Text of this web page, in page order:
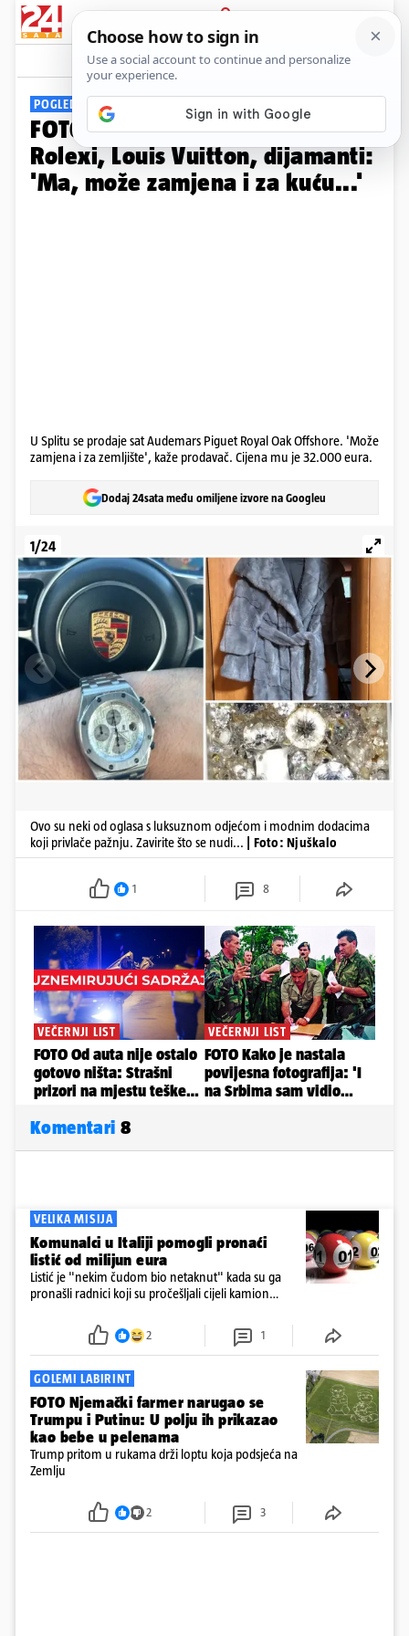
PRIJAVA
Galerija Komentari
POGLEDAJTE OGLASE
FOTO Evo što Hrvati prodaju:
Rolexi, Louis Vuitton, dijamanti:
'Ma, može zamjena i za kuću...'
U Splitu se prodaje sat Audemars Piguet Royal Oak Offshore. 'Može
zamjena i za zemljište', kaže prodavač. Cijena mu je 32.000 eura.
Dodaj 24sata među omiljene izvore na Googleu
1/24
Ovo su neki od oglasa s luksuznom odjećom i modnim dodacima
koji privlače pažnju. Zavirite što se nudi...
| Foto: Njuškalo
1 8
Komentari 8
VELIKA MISIJA
Komunalci u Italiji pomogli pronaći
listić od milijun eura
Listić je "nekim čudom bio netaknut" kada su ga
pronašli radnici koji su pročešljali cijeli kamion
tvrtke SANB u južnoj talijanskoj pokrajini Apuliji za
AFP u utorak.
2 1
GOLEMI LABIRINT
FOTO Njemački farmer narugao se
Trumpu i Putinu: U polju ih prikazao
kao bebe u pelenama
Trump pritom u rukama drži loptu koja podsjeća na
Zemlju
2 3